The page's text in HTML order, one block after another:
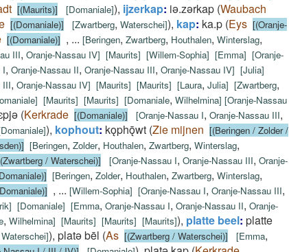
[(Maurits)] [Domaniale]), ijzerkap: iǝ.zǝrkap (Waubach
[(Domaniale)] [Zwartberg, Waterschei]), kap: ka.p (Eys [(Oranje-
[(Domaniale)] , ... [Beringen, Zwartberg, Houthalen, Winterslag,
III, Oranje-Nassau IV] [Maurits] [Willem-Sophia] [Emma] [Oranje-
I, Oranje-Nassau II, Oranje-Nassau III, Oranje-Nassau IV] [Julia]
III, Oranje-Nassau IV] [Maurits] [Maurits] [Laura, Julia] [Zwartberg,
] [Maurits] [Maurits] [Domaniale, Wilhelmina] [Oranje-Nassau
(Kerkrade [(Domaniale)] [Oranje-Nassau I, Oranje-Nassau III,
Domaniale]), kophout: kǫphǭwt (Zie mijnen [(Beringen / Zolder /
[Beringen, Zolder, Houthalen, Zwartberg, Winterslag,
/ Waterschei)] [Oranje-Nassau I, Oranje-Nassau III, Oranje-
[Beringen, Zolder, Houthalen, Zwartberg, Winterslag,
, ... [Willem-Sophia] [Oranje-Nassau I, Oranje-Nassau III,
] [Domaniale] [Emma, Oranje-Nassau I, Oranje-Nassau II, Oranje-
, Wilhelmina] [Maurits] [Maurits] [Maurits]), platte beel: platte
Waterschei]), platǝ bēl (As [(Zwartberg / Waterschei)] [Emma,